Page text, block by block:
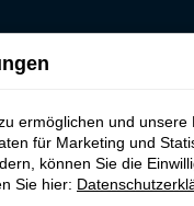
ermöglichen und unsere
für Marketing und
können Sie die
Sie hier: